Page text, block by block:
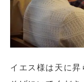
イエス様は天に